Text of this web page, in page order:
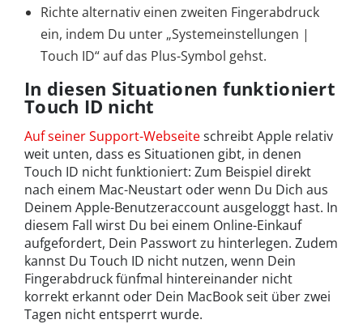
Richte alternativ einen zweiten Fingerabdruck
ein, indem Du unter „Systemeinstellungen |
Touch ID“ auf das Plus-Symbol gehst.
In diesen Situationen funktioniert
Touch ID nicht
Auf seiner Support-Webseiteschreibt Apple relativ
weit unten, dass es Situationen gibt, in denen
Touch ID nicht funktioniert: Zum Beispiel direkt
nach einem Mac-Neustart oder wenn Du Dich aus
Deinem Apple-Benutzeraccount ausgeloggt hast. In
diesem Fall wirst Du bei einem Online-Einkauf
aufgefordert, Dein Passwort zu hinterlegen. Zudem
kannst Du Touch ID nicht nutzen, wenn Dein
Fingerabdruck fünfmal hintereinander nicht
korrekt erkannt oder Dein MacBook seit über zwei
Tagen nicht entsperrt wurde.